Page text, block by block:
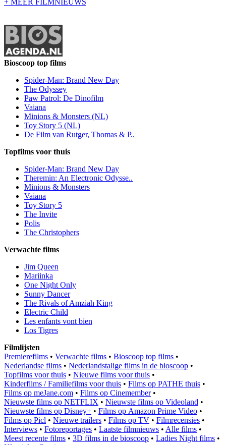
Bioscoop top films
Spider-Man: Brand New Day
The Odyssey
Paw Patrol: De Dinofilm
Vaiana
Minions & Monsters (NL)
Toy Story 5 (NL)
De Film van Rutger, Thomas & P..
Topfilms voor thuis
Spider-Man: Brand New Day
Theremin: An Electronic Odysse..
Minions & Monsters
Vaiana
Toy Story 5
The Invite
Polis
The Christophers
Verwachte films
Jim Queen
Mariinka
One Night Only
Sunny Dancer
The Rivals of Amziah King
Electric Child
Les enfants vont bien
Los Tigres
Filmlijsten
Premierefilms • Verwachte films • Bioscoop top films •
Nederlandse films • Nederlandstalige films in de bioscoop •
Topfilms voor thuis • Nieuwe films voor thuis •
Kinderfilms / Familiefilms voor thuis • Films op PATHE thuis •
Films op meJane.com • Films op Cinemember•
Nieuwste films op NETFLIX • Nieuwste films op Videoland •
Nieuwste films op Disney+ • Films op Amazon Prime Video •
Films op Picl • Nieuwe trailers • Films op TV • Filmrecensies •
Interviews • Fotoreportages • Laatste filmnieuws • Alle films •
Meest recente films • 3D films in de bioscoop • Ladies Night films •